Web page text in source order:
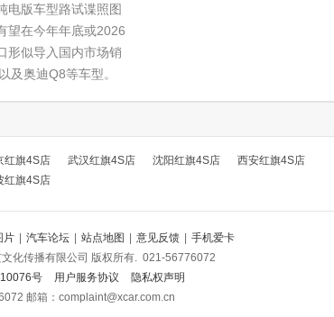
电版车型路试谍照图
望在今年年底或2026
形似导入国内市场销
及奥迪Q8等车型。
红旗4S店 武汉红旗4S店 沈阳红旗4S店
西安红旗4S店
红旗4S店
片 | 汽车论坛 | 站点地图 | 意见反馈 | 手机爱卡
化传播有限公司 版权所有. 021-56776072
号 用户服务协议
隐私权声明
邮箱：complaint@xcar.com.cn